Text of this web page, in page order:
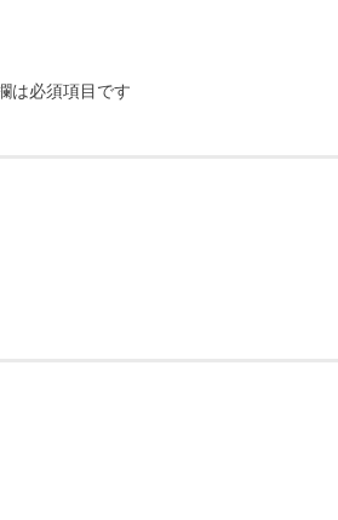
は必須項目です